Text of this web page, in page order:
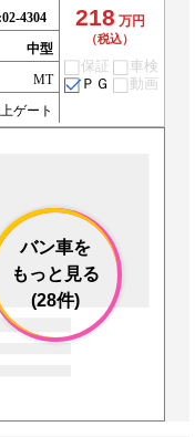
02-4304
中型
MT
ゲート
218 万円
（税込）
保証
車検
ＰＧ
動画
バン車を
もっと見る
(28件)